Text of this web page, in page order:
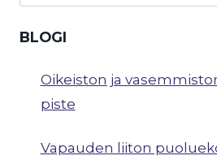
BLOGI
Oikeiston ja
piste
Vapauden liiton